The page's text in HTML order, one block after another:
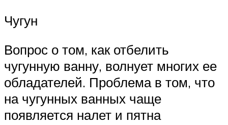
Чугун
Вопрос о том, как отбелить
чугунную ванну, волнует многих ее
обладателей. Проблема в том, что
на чугунных ванных чаще
появляется налет и пятна